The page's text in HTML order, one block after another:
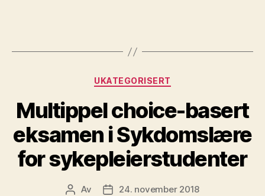
Kategorier
UKATEGORISERT
Multippel choice-basert
eksamen i Sykdomslære
for sykepleierstudenter
Innleggsforfatter
Av Publiseringsdato
24. november 2018